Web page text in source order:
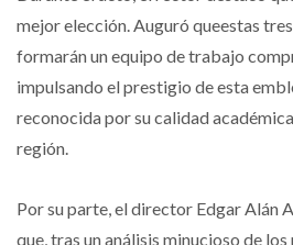
mejor elección. Auguró queestas
formarán un equipo de trabajo
impulsando el prestigio de esta
reconocida por su calidad
región.
Por su parte, el director Edgar Alán
que, tras un análisis minucioso de